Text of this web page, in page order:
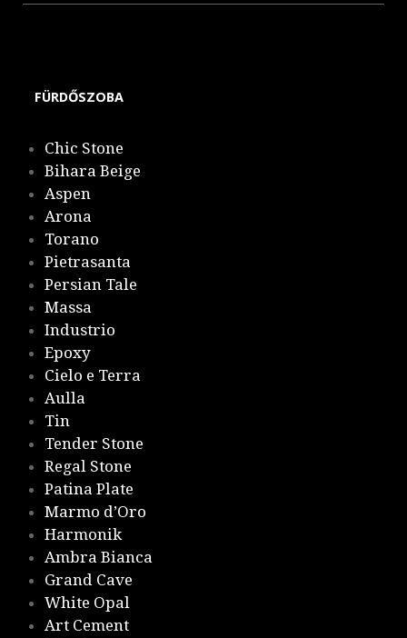
FÜRDŐSZOBA
Chic Stone
Bihara Beige
Aspen
Arona
Torano
Pietrasanta
Persian Tale
Massa
Industrio
Epoxy
Cielo e Terra
Aulla
Tin
Tender Stone
Regal Stone
Patina Plate
Marmo d’Oro
Harmonik
Ambra Bianca
Grand Cave
White Opal
Art Cement